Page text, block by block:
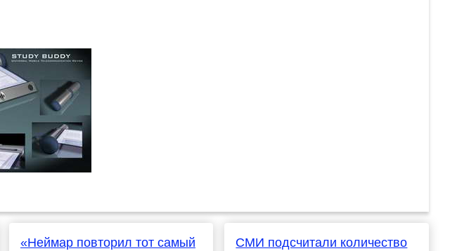
«Неймар повторил тот самый
СМИ подсчитали количество